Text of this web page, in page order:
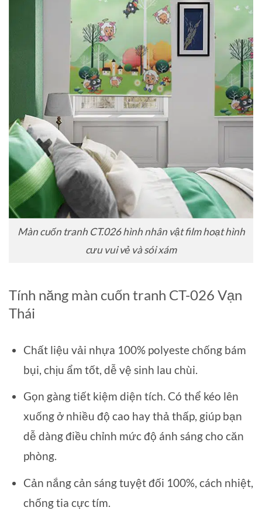
Màn cuốn tranh CT.026 hình nhân vật film hoạt hình
cưu vui vẻ và sói xám
Tính năng màn cuốn tranh CT-026 Vạn
Thái
Chất liệu vải nhựa 100% polyeste chống bám
bụi, chịu ẩm tốt, dễ vệ sinh lau chùi.
Gọn gàng tiết kiệm diện tích. Có thể kéo lên
xuống ở nhiều độ cao hay thả thấp, giúp bạn
dễ dàng điều chỉnh mức độ ánh sáng cho căn
phòng.
Cản nắng cản sáng tuyệt đối 100%, cách nhiệt,
chống tia cực tím.